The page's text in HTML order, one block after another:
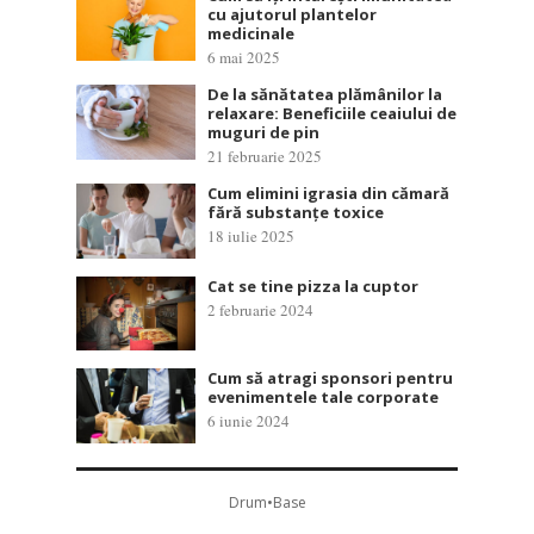
cu ajutorul plantelor
medicinale
6 mai 2025
De la sănătatea plămânilor la
relaxare: Beneficiile ceaiului de
muguri de pin
21 februarie 2025
Cum elimini igrasia din cămară
fără substanțe toxice
18 iulie 2025
Cat se tine pizza la cuptor
2 februarie 2024
Cum să atragi sponsori pentru
evenimentele tale corporate
6 iunie 2024
Drum•Base